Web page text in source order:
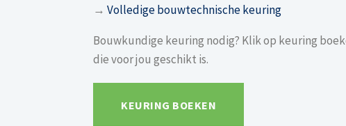
→Volledige bouwtechnische keuring
Bouwkundige keuring nodig? Klik op keuring
die voor jou geschikt is.
KEURING BOEKEN